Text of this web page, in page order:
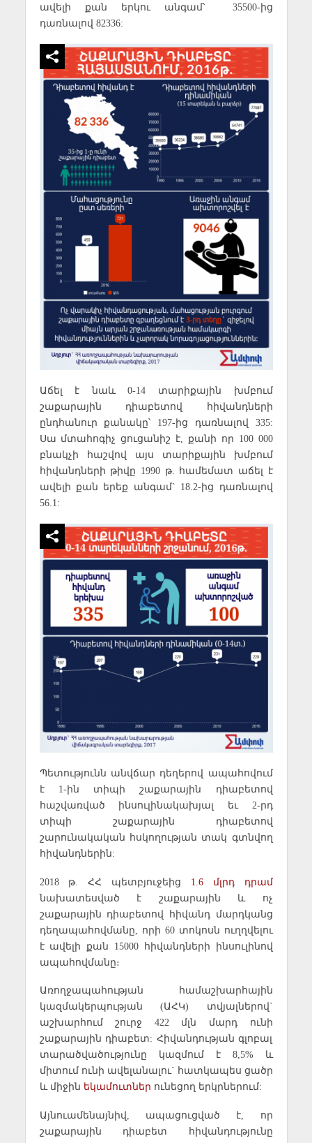
ավելի քան երկու անգամ՝ 35500-ից
դառնալով 82336:
Աճել է նաև 0-14 տարիքային խմբում
շաքարային դիաբետով հիվանդների
ընդհանուր քանակը՝ 197-ից դառնալով 335:
Սա մտահոգիչ ցուցանիշ է, քանի որ 100 000
բնակչի հաշվով այս տարիքային խմբում
հիվանդների թիվը 1990 թ. համեմատ աճել է
ավելի քան երեք անգամ` 18.2-ից դառնալով
56.1:
Պետությունն անվճար դեղերով ապահովում
է 1-ին տիպի շաքարային դիաբետով
հաշվառված ինսուլինակախյալ եւ 2-րդ
տիպի շաքարային դիաբետով
շարունակական հսկողության տակ գտնվող
հիվանդներին:
2018 թ. ՀՀ պետբյուջեից 1.6 մլրդ դրամ
նախատեսված է շաքարային և ոչ
շաքարային դիաբետով հիվանդ մարդկանց
դեղապահովմանը, որի 60 տոկոսն ուղղվելու
է ավելի քան 15000 հիվանդների ինսուլինով
ապահովմանը։
Առողջապահության համաշխարհային
կազմակերպության (ԱՀԿ) տվյալներով`
աշխարհում շուրջ 422 մլն մարդ ունի
շաքարային դիաբետ: Հիվանդության գլոբալ
տարածվածությունը կազմում է 8,5% և
միտում ունի ավելանալու` հատկապես ցածր
և միջին եկամուտներ ունեցող երկրներում:
Այնուամենայնիվ, ապացուցված է, որ
շաքարային դիաբետ հիվանդությունը